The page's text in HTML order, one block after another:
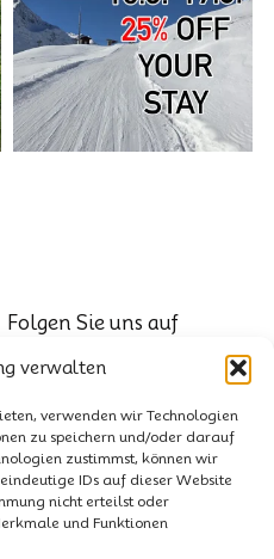
verwalten
verwenden wir Technologien
zu speichern und/oder darauf
zustimmst, können wir
IDs auf dieser Website
nicht erteilst oder
und Funktionen
Folgen Sie uns auf
Marzellweg 5, 6458
Vent, AT
Tel.: +43 664 521 8564
E-Mail:info@garni-
stefani.at